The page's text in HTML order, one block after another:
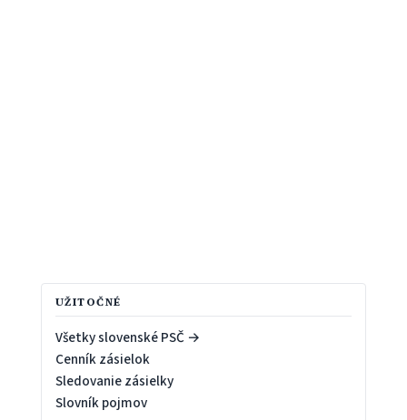
UŽITOČNÉ
Všetky slovenské PSČ →
Cenník zásielok
Sledovanie zásielky
Slovník pojmov